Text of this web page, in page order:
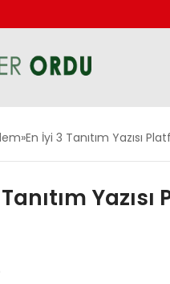
En İyi 3 Tanıtım Yazısı